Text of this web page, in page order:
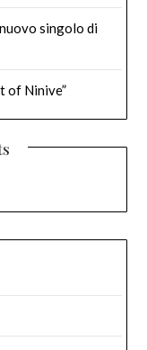
singolo di
of Ninive”